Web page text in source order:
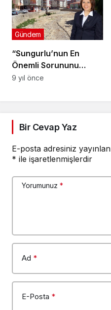
“Sungurlu’nun En
Önemli Sorununu
Çözüyoruz”
Gündem
9 yıl önce
Bir Cevap Yaz
E-posta adresiniz
* ile işaretlenmişlerdir
Yorumunuz *
Ad *
E-Posta *